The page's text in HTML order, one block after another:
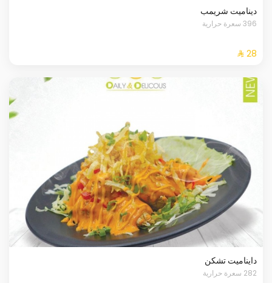
ديناميت شريمب
396 سعرة حرارية
دايناميت تشكن
282 سعرة حرارية